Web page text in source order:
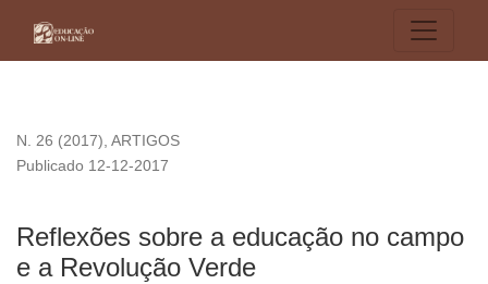
N. 26 (2017), ARTIGOS
Reflexões sobre a educação no campo
e a Revolução Verde
Publicado 12-12-2017